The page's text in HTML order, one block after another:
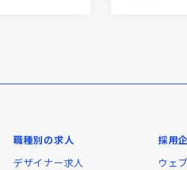
職種別の求人
デザイナー求人
採用
ウェ